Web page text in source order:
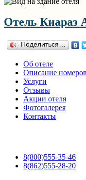
Отель Киараз
Поделиться…
Об отеле
Описание
Услуги
Отзывы
Акции отеля
Фотогалерея
Контакты
8(800)555-35-46
8(862)555-28-20